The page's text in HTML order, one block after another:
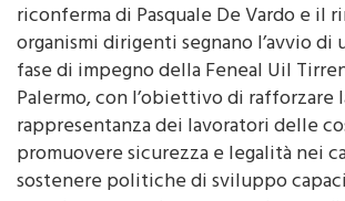
organismi dirigenti segnano l’avvio di
fase di impegno della Feneal Uil
Palermo, con l’obiettivo di rafforzare
rappresentanza dei lavoratori delle
promuovere sicurezza e legalità nei
sostenere politiche di sviluppo capaci
crescita economica, occupazione e